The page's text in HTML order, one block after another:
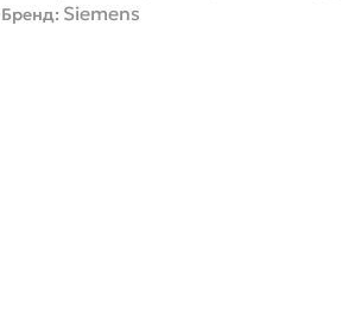
Бренд: Siemens